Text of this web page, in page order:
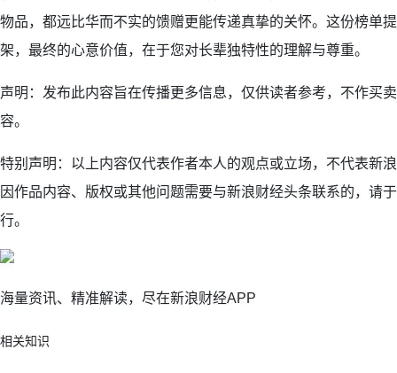
物品，都远比华而不实的馈赠更能传递真挚的关怀。这份榜单
架，最终的心意价值，在于您对长辈独特性的理解与尊重。
声明：发布此内容旨在传播更多信息，仅供读者参考，不作买
容。
特别声明：以上内容仅代表作者本人的观点或立场，不代表新
因作品内容、版权或其他问题需要与新浪财经头条联系的，请
行。
海量资讯、精准解读，尽在新浪财经APP
相关知识